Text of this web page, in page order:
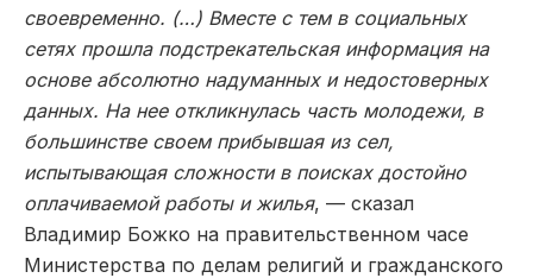
своевременно. (…) Вместе с тем в социальных
сетях прошла подстрекательская информация на
основе абсолютно надуманных и недостоверных
данных. На нее откликнулась часть молодежи, в
большинстве своем прибывшая из сел,
испытывающая сложности в поисках достойно
оплачиваемой работы и жилья, — сказал
Владимир Божко на правительственном часе
Министерства по делам религий и гражданского